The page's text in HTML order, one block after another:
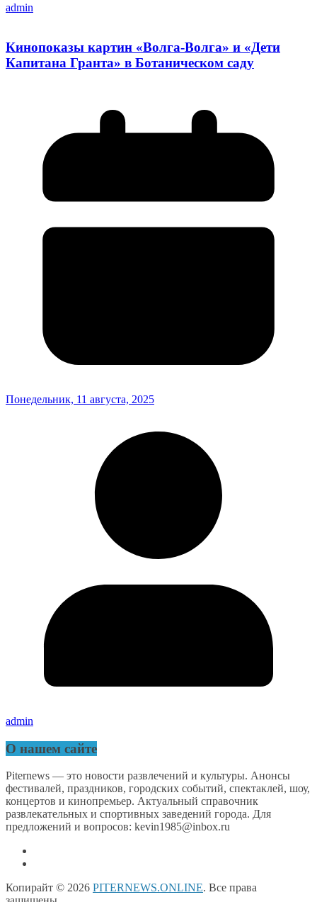
admin
Кинопоказы картин «Волга-Волга» и «Дети
Капитана Гранта» в Ботаническом саду
Понедельник, 11 августа, 2025
admin
О нашем сайте
Piternews — это новости развлечений и культуры. Анонсы
фестивалей, праздников, городских событий, спектаклей, шоу,
концертов и кинопремьер. Актуальный справочник
развлекательных и спортивных заведений города. Для
предложений и вопросов: kevin1985@inbox.ru
Копирайт © 2026 PITERNEWS.ONLINE. Все права